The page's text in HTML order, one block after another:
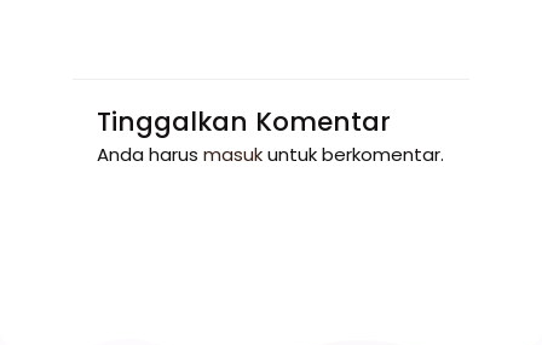
Tinggalkan Komentar
Anda harus masukuntuk berkomentar.